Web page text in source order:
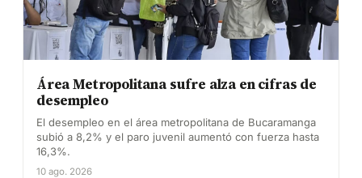
Área Metropolitana sufre alza en cifras de
desempleo
El desempleo en el área metropolitana de Bucaramanga
subió a 8,2% y el paro juvenil aumentó con fuerza hasta
16,3%.
10 ago. 2026